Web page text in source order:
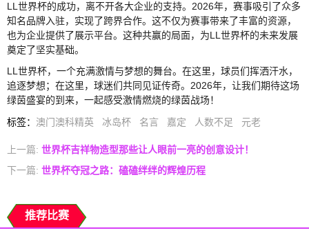
LL世界杯的成功，离不开各大企业的支持。2026年，赛事吸引了众多
知名品牌入驻，实现了跨界合作。这不仅为赛事带来了丰富的资源，
也为企业提供了展示平台。这种共赢的局面，为LL世界杯的未来发展
奠定了坚实基础。
LL世界杯，一个充满激情与梦想的舞台。在这里，球员们挥洒汗水，
追逐梦想；在这里，球迷们共同见证传奇。2026年，让我们期待这场
绿茵盛宴的到来，一起感受激情燃烧的绿茵战场！
标签： 澳门澳科精英 冰岛杯 名言 嘉定 人数不足 元老
上一篇: 世界杯吉祥物造型那些让人眼前一亮的创意设计！
下一篇: 世界杯夺冠之路：磕磕绊绊的辉煌历程
推荐比赛